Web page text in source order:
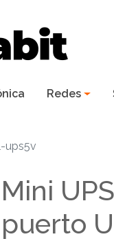
Redes
ups5v
Mini
puerto